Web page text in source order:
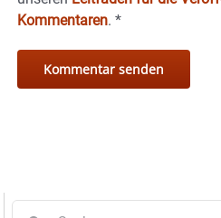
Kommentaren. *